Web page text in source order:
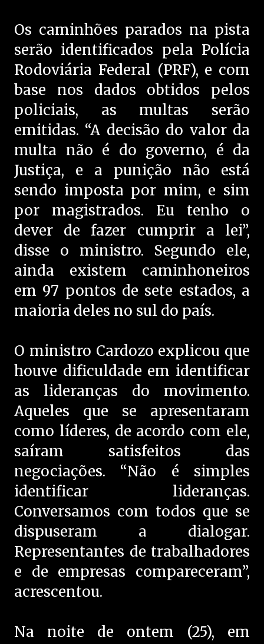
Os caminhões parados na pista
serão identificados pela Polícia
Rodoviária Federal (PRF), e com
base nos dados obtidos pelos
policiais, as multas serão
emitidas. “A decisão do valor da
multa não é do governo, é da
Justiça, e a punição não está
sendo imposta por mim, e sim
por magistrados. Eu tenho o
dever de fazer cumprir a lei”,
disse o ministro. Segundo ele,
ainda existem caminhoneiros
em 97 pontos de sete estados, a
maioria deles no sul do país.
O ministro Cardozo explicou que
houve dificuldade em identificar
as lideranças do movimento.
Aqueles que se apresentaram
como líderes, de acordo com ele,
saíram satisfeitos das
negociações. “Não é simples
identificar lideranças.
Conversamos com todos que se
dispuseram a dialogar.
Representantes de trabalhadores
e de empresas compareceram”,
acrescentou.
Na noite de ontem (25), em